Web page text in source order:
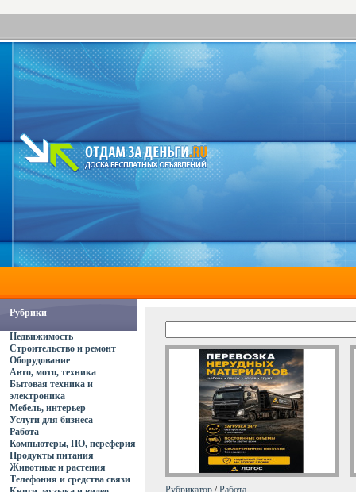
Рубрики
Недвижимость
Строительство и ремонт
Оборудование
Авто, мото, техника
Бытовая техника и
электроника
Мебель, интерьер
Услуги для бизнеса
Работа
Компьютеры, ПО, переферия
Продукты питания
Животные и растения
Телефония и средства связи
Рубрикатор /Работа